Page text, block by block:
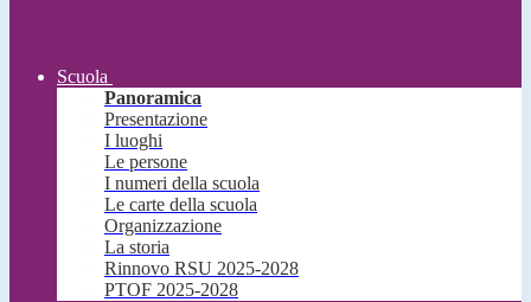
Scuola
Panoramica
Presentazione
I luoghi
Le persone
I numeri della scuola
Le carte della scuola
Organizzazione
La storia
Rinnovo RSU 2025-2028
PTOF 2025-2028